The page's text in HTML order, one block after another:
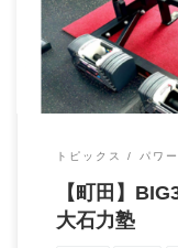
トピックス パワ
【町田】
大石力塾